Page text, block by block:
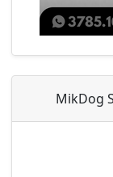
MikDog